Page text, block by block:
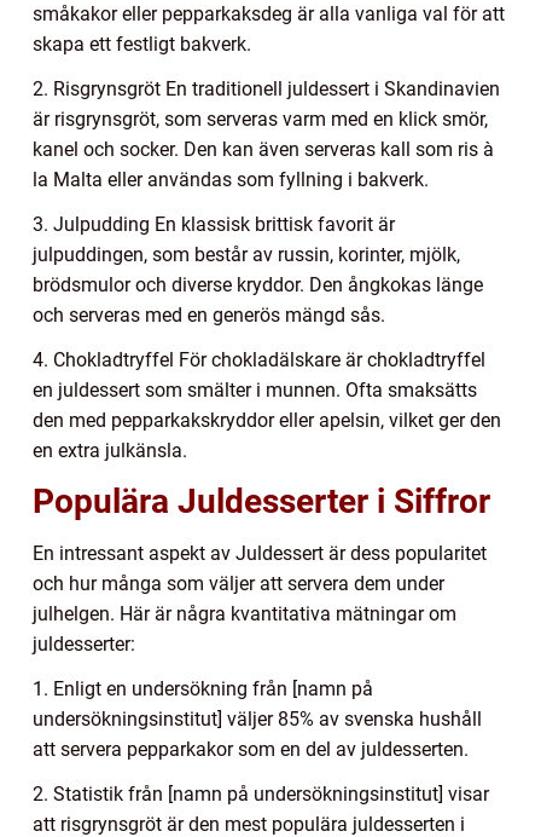
småkakor eller pepparkaksdeg är alla vanliga val för att
skapa ett festligt bakverk.
2. Risgrynsgröt En traditionell juldessert i Skandinavien
är risgrynsgröt, som serveras varm med en klick smör,
kanel och socker. Den kan även serveras kall som ris à
la Malta eller användas som fyllning i bakverk.
3. Julpudding En klassisk brittisk favorit är
julpuddingen, som består av russin, korinter, mjölk,
brödsmulor och diverse kryddor. Den ångkokas länge
och serveras med en generös mängd sås.
4. Chokladtryffel För chokladälskare är chokladtryffel
en juldessert som smälter i munnen. Ofta smaksätts
den med pepparkakskryddor eller apelsin, vilket ger den
en extra julkänsla.
Populära Juldesserter i Siffror
En intressant aspekt av Juldessert är dess popularitet
och hur många som väljer att servera dem under
julhelgen. Här är några kvantitativa mätningar om
juldesserter:
1. Enligt en undersökning från [namn på
undersökningsinstitut] väljer 85% av svenska hushåll
att servera pepparkakor som en del av juldesserten.
2. Statistik från [namn på undersökningsinstitut] visar
att risgrynsgröt är den mest populära juldesserten i